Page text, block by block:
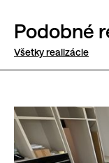
Podobné
Všetky realizácie